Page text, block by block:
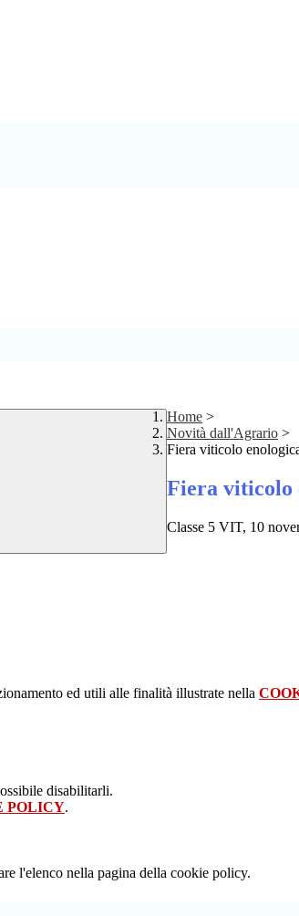
Home >
Novità dall'Agrario >
Fiera viticolo
Fiera viticolo
Classe 5 VIT, 10
ed utili alle finalità illustrate nella
disabilitarli.
POLICY.
l'elenco nella pagina della cookie policy.